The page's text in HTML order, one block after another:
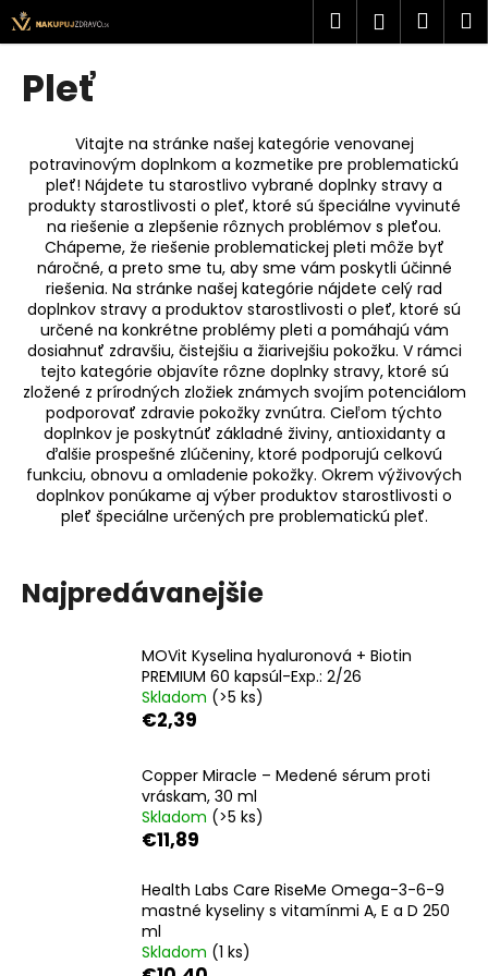
Prejsť
na
obsah
Hľadať
Pleť
Vitajte na stránke našej kategórie venovanej
potravinovým doplnkom a kozmetike pre problematickú
pleť! Nájdete tu starostlivo vybrané doplnky stravy a
produkty starostlivosti o pleť, ktoré sú špeciálne vyvinuté
na riešenie a zlepšenie rôznych problémov s pleťou.
Chápeme, že riešenie problematickej pleti môže byť
náročné, a preto sme tu, aby sme vám poskytli účinné
riešenia. Na stránke našej kategórie nájdete celý rad
doplnkov stravy a produktov starostlivosti o pleť, ktoré sú
určené na konkrétne problémy pleti a pomáhajú vám
dosiahnuť zdravšiu, čistejšiu a žiarivejšiu pokožku. V rámci
tejto kategórie objavíte rôzne doplnky stravy, ktoré sú
zložené z prírodných zložiek známych svojím potenciálom
podporovať zdravie pokožky zvnútra. Cieľom týchto
doplnkov je poskytnúť základné živiny, antioxidanty a
ďalšie prospešné zlúčeniny, ktoré podporujú celkovú
funkciu, obnovu a omladenie pokožky. Okrem výživových
doplnkov ponúkame aj výber produktov starostlivosti o
pleť špeciálne určených pre problematickú pleť.
Najpredávanejšie
MOVit Kyselina hyaluronová + Biotin
PREMIUM 60 kapsúl-Exp.: 2/26
Skladom (>5 ks)
€2,39
Copper Miracle – Medené sérum proti
vráskam, 30 ml
Skladom (>5 ks)
€11,89
Health Labs Care RiseMe Omega-3-6-9
mastné kyseliny s vitamínmi A, E a D 250
ml
Skladom (1 ks)
K
o
p
o
b
u
e
e
n
ť